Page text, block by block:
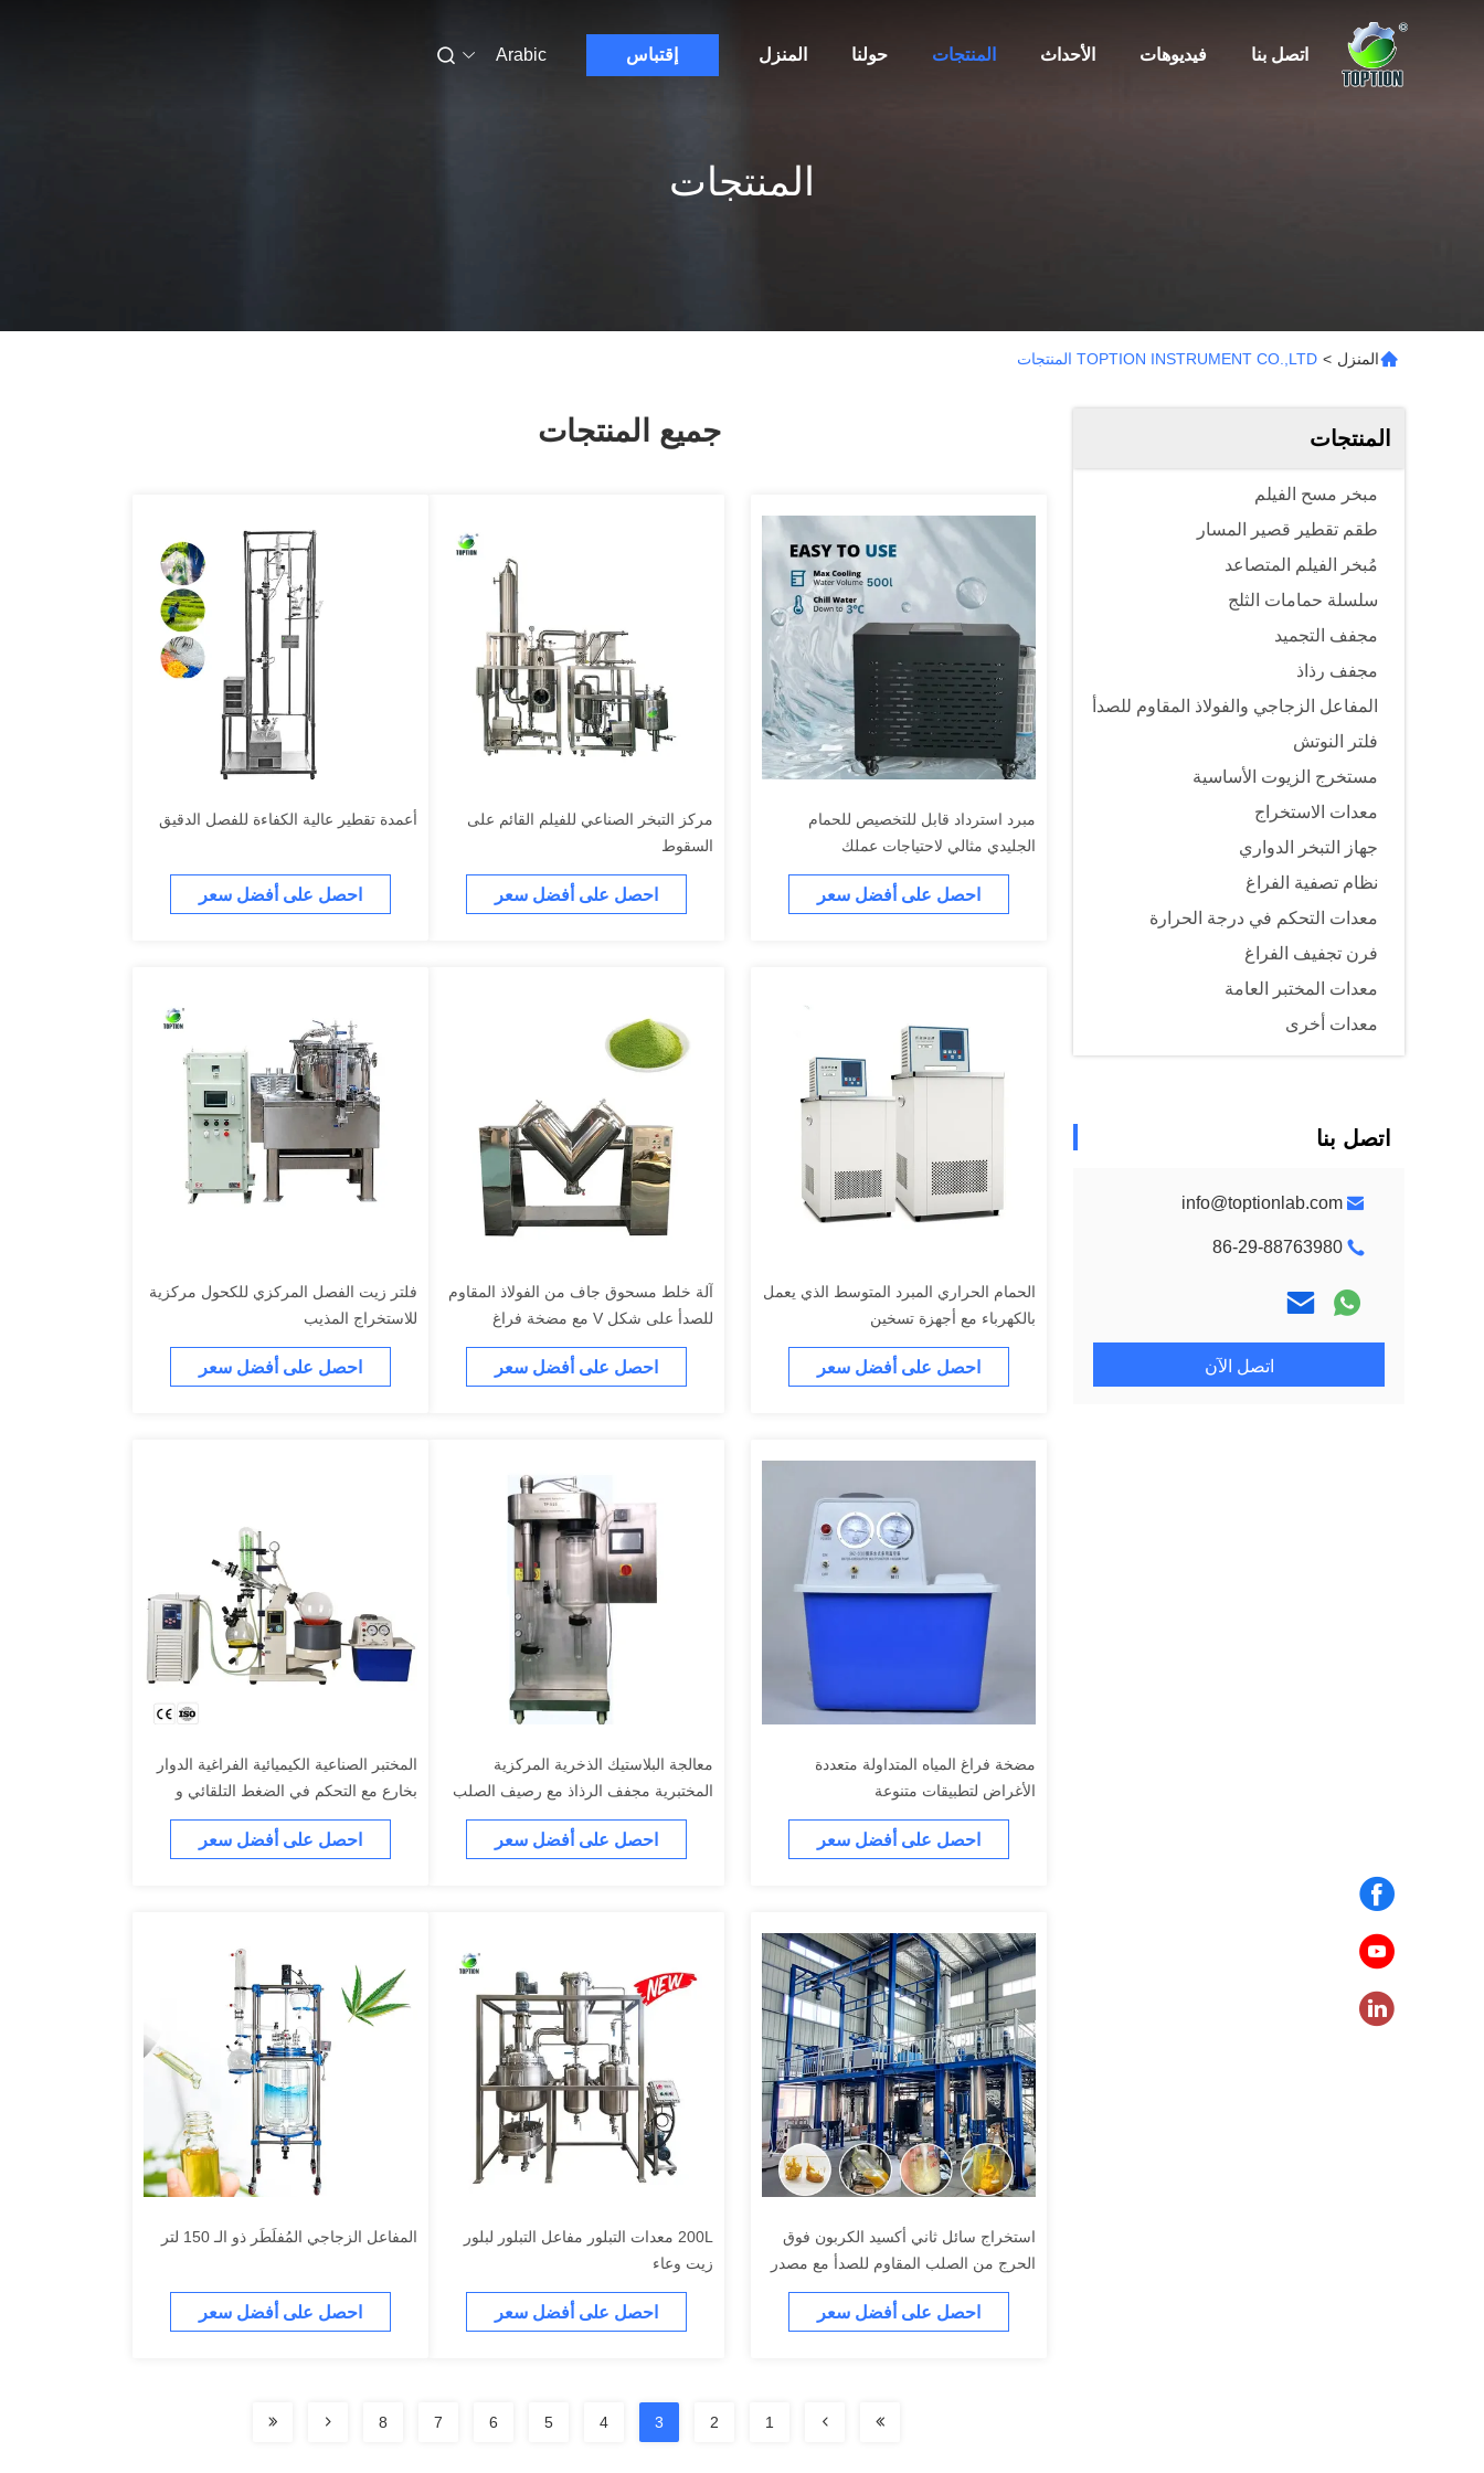
المنزل حولنا المنتجات الأحداث فيديوهات اتصل بنا إقتباس Arabic
المنتجات
المنزل > TOPTION INSTRUMENT CO.,LTD المنتجات
المنتجات
مبخر مسح الفيلم
طقم تقطير قصير المسار
مُبخر الفيلم المتصاعد
سلسلة حمامات الثلج
مجفف التجميد
مجفف رذاذ
المفاعل الزجاجي والفولاذ المقاوم للصدأ
فلتر النوتش
مستخرج الزيوت الأساسية
معدات الاستخراج
جهاز التبخر الدواري
نظام تصفية الفراغ
معدات التحكم في درجة الحرارة
فرن تجفيف الفراغ
معدات المختبر العامة
معدات أخرى
اتصل بنا
info@toptionlab.com
86-29-88763980
اتصل الآن
جميع المنتجات
مبرد استرداد قابل للتخصيص للحمام
الجليدي مثالي لاحتياجات عملك
احصل على أفضل سعر
مركز التبخر الصناعي للفيلم القائم على
السقوط
احصل على أفضل سعر
أعمدة تقطير عالية الكفاءة للفصل الدقيق
احصل على أفضل سعر
الحمام الحراري المبرد المتوسط الذي يعمل
بالكهرباء مع أجهزة تسخين
احصل على أفضل سعر
آلة خلط مسحوق جاف من الفولاذ المقاوم
للصدأ على شكل V مع مضخة فراغ
احصل على أفضل سعر
فلتر زيت الفصل المركزي للكحول مركزية
للاستخراج المذيب
احصل على أفضل سعر
مضخة فراغ المياه المتداولة متعددة
الأغراض لتطبيقات متنوعة
احصل على أفضل سعر
معالجة البلاستيك الذخرية المركزية
المختبرية مجفف الرذاذ مع رصيف الصلب
المقاوم للصدأ
احصل على أفضل سعر
المختبر الصناعية الكيميائية الفراغية الدوار
بخارع مع التحكم في الضغط التلقائي و
PTFE الحجاب
احصل على أفضل سعر
استخراج سائل ثاني أكسيد الكربون فوق
الحرج من الصلب المقاوم للصدأ مع مصدر
طاقة كهربائية
احصل على أفضل سعر
200L معدات التبلور مفاعل التبلور لبلور
زيت وعاء
احصل على أفضل سعر
المفاعل الزجاجي المُفلَطَر ذو الـ 150 لتر
احصل على أفضل سعر
1
2
3
4
5
6
7
8